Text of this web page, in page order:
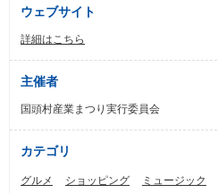
ウェブサイト
詳細はこちら
主催者
国頭村産業まつり実行委員会
カテゴリ
グルメ ショッピング ミュージック